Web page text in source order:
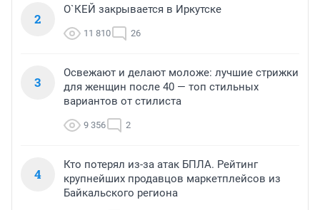
2
О`КЕЙ закрывается в Иркутске
11 810 26
3
Освежают и делают моложе: лучшие стрижки
для женщин после 40 — топ стильных
вариантов от стилиста
9 356 2
4
Кто потерял из-за атак БПЛА. Рейтинг
крупнейших продавцов маркетплейсов из
Байкальского региона